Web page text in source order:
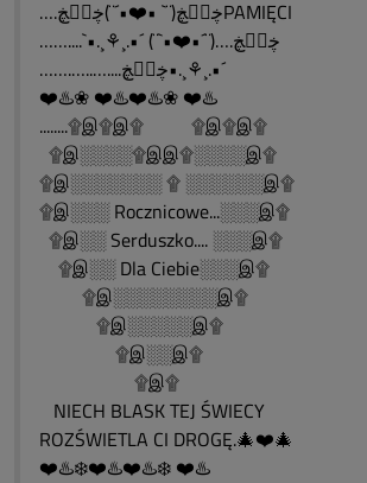
….ڿڰۣڿ(¨` •❤️•´¨)ڿڰۣڿPAMIĘCI
……....`•.¸⚘¸.•´ (¨`•❤️•´¨)….ڿڰۣڿ
…….…..…....ڿڰۣڿ•.¸⚘¸.•´
❤️♨️❀ ❤️♨️❤️♨️❀ ❤️♨️
........۩இ۩இ۩ ۩இ۩இ۩
۩இ░░░░۩இஇ۩░░░░இ۩
۩இ░░░░░░░ ۩ ░░░░░░இ۩
۩இ░░░ Rocznicowe...░░░இ۩
۩இ░░ Serduszko.... ░░░இ۩
۩இ░░ Dla Ciebie░░░இ۩
۩இ░░░░░░░░இ۩
۩இ░░░░░இ۩
۩இ░░இ۩
۩இ۩
NIECH BLASK TEJ ŚWIECY
ROZŚWIETLA CI DROGĘ.🎄❤️🎄
❤️♨️❄️❤️♨️❤️♨️❄️ ❤️♨️